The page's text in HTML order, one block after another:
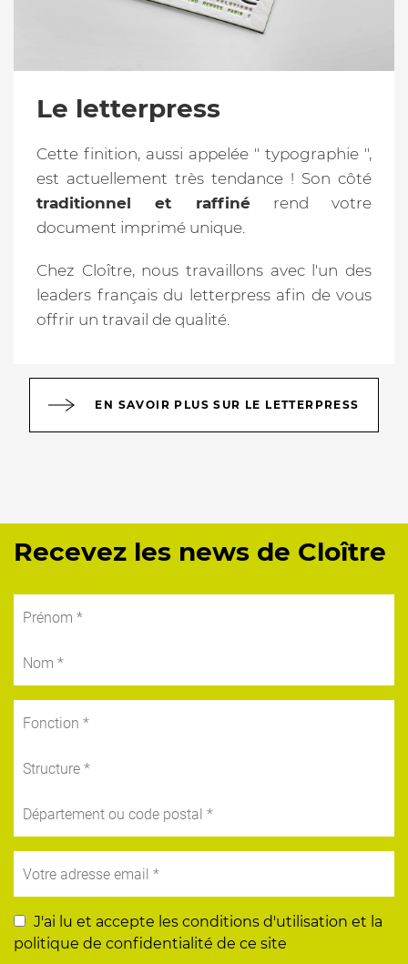
EN SAVOIR PLUS SUR LE LETTERPRESS
Le letterpress
Cette finition, aussi appelée " typographie ",
est actuellement très tendance ! Son côté
traditionnel et raffinérend votre
document imprimé unique.
Chez Cloître, nous travaillons avec l'un des
leaders français du letterpress afin de vous
offrir un travail de qualité.
Recevez les news de Cloître
J'ai lu et accepte les conditions d'utilisation et la
politique de confidentialité de ce site